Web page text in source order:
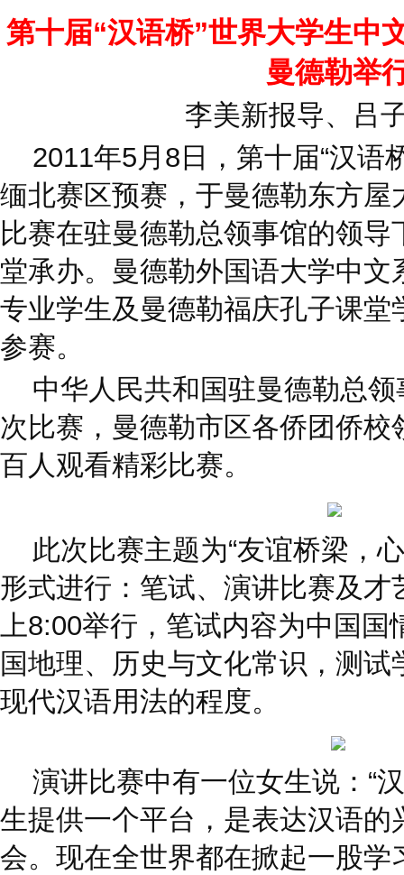
第十届“汉语桥”世界大学生中
曼德勒举
李美新报导、吕
2011年5月8日，第十届“汉语
缅北赛区预赛，于曼德勒东方屋
比赛在驻曼德勒总领事馆的领
堂承办。曼德勒外国语大学中
专业学生及曼德勒福庆孔子课堂
参赛。
中华人民共和国驻曼德勒总领
次比赛，曼德勒市区各侨团侨
百人观看精彩比赛。
此次比赛主题为“友谊桥梁，
形式进行：笔试、演讲比赛及
上8:00举行，笔试内容为中国国
国地理、历史与文化常识，测
现代汉语用法的程度。
演讲比赛中有一位女生说：“
生提供一个平台，是表达汉语的
会。现在全世界都在掀起一股